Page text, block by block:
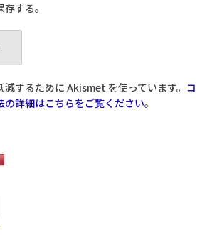
する。
するために Akismet を使っています。 コ
の詳細はこちらをご覧ください。